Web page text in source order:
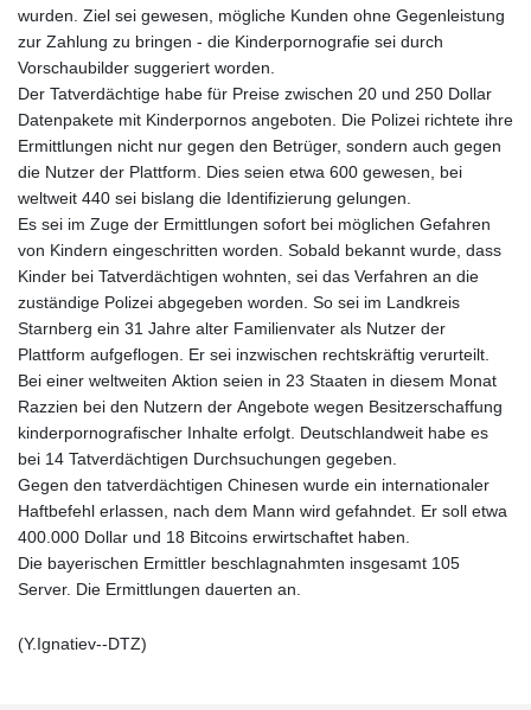
wurden. Ziel sei gewesen, mögliche Kunden ohne Gegenleistung
zur Zahlung zu bringen - die Kinderpornografie sei durch
Vorschaubilder suggeriert worden.
Der Tatverdächtige habe für Preise zwischen 20 und 250 Dollar
Datenpakete mit Kinderpornos angeboten. Die Polizei richtete ihre
Ermittlungen nicht nur gegen den Betrüger, sondern auch gegen
die Nutzer der Plattform. Dies seien etwa 600 gewesen, bei
weltweit 440 sei bislang die Identifizierung gelungen.
Es sei im Zuge der Ermittlungen sofort bei möglichen Gefahren
von Kindern eingeschritten worden. Sobald bekannt wurde, dass
Kinder bei Tatverdächtigen wohnten, sei das Verfahren an die
zuständige Polizei abgegeben worden. So sei im Landkreis
Starnberg ein 31 Jahre alter Familienvater als Nutzer der
Plattform aufgeflogen. Er sei inzwischen rechtskräftig verurteilt.
Bei einer weltweiten Aktion seien in 23 Staaten in diesem Monat
Razzien bei den Nutzern der Angebote wegen Besitzerschaffung
kinderpornografischer Inhalte erfolgt. Deutschlandweit habe es
bei 14 Tatverdächtigen Durchsuchungen gegeben.
Gegen den tatverdächtigen Chinesen wurde ein internationaler
Haftbefehl erlassen, nach dem Mann wird gefahndet. Er soll etwa
400.000 Dollar und 18 Bitcoins erwirtschaftet haben.
Die bayerischen Ermittler beschlagnahmten insgesamt 105
Server. Die Ermittlungen dauerten an.
(Y.Ignatiev--DTZ)